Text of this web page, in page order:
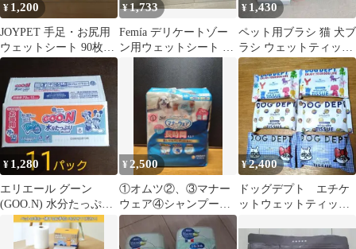
¥ 1,200
JOYPET 手足・お尻用
ウェットシート 90枚入
り 4パックセット
¥1,733
Femía デリケートゾー
ン用ウェットシート 無
香料サボンセット計160
¥ 1,430
ペット用ブラシ 猫 犬ブ
ラシ ウェットティッシ
ュ100枚付き 猫ブラシ
¥ 1,280
エリエール グーン
(GOO.N) 水分たっぷり
おしりふきq 70枚×11パ
¥2,500
①オムツ②、③マナー
ウェア④シャンプータ
オル⑤ペット用ウェッ
ト⑥シャンプータオル
¥2,400
ドッグデプト エチケ
ットウェットティッシ